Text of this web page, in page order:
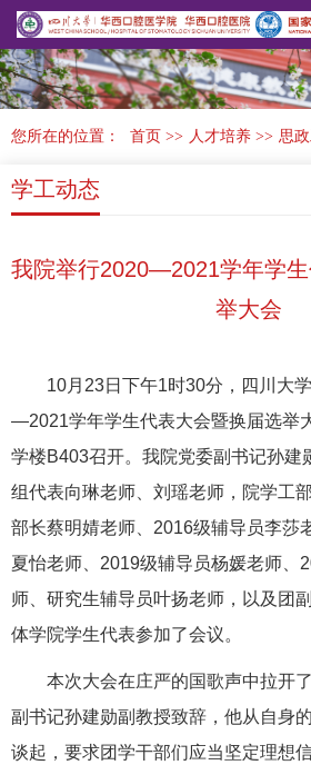
您所在的位置： 首页 >> 人才培养 >> 思
学工动态
我院举行2020—2021学年学
举大会
10月23日下午1时30分，四川大学
—2021学年学生代表大会暨换届选举
学楼B403召开。我院党委副书记孙建
组代表向琳老师、刘瑶老师，院学工
部长蔡明婧老师、2016级辅导员李莎
夏怡老师、2019级辅导员杨媛老师、
师、研究生辅导员叶扬老师，以及团
体学院学生代表参加了会议。
本次大会在庄严的国歌声中拉开了
副书记孙建勋副教授致辞，他从自身
谈起，要求团学干部们应当坚定理想